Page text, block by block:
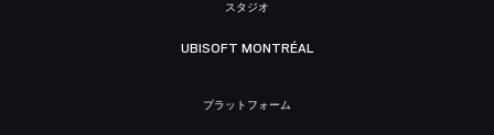
スタジオ
UBISOFT MONTRÉAL
プラットフォーム